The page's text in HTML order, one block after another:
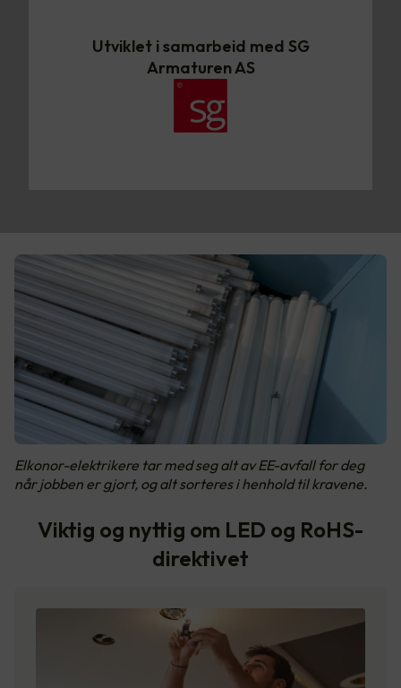
Utviklet i samarbeid med SG
Armaturen AS
Elkonor-elektrikere tar med seg alt av EE-avfall for deg
når jobben er gjort, og alt sorteres i henhold til kravene.
Viktig og nyttig om LED og RoHS-
direktivet